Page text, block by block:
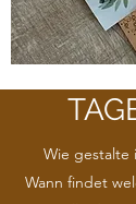
Wie gestalte
Wann findet